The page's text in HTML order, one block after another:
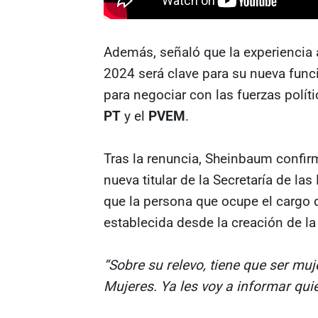
Además, señaló que la
2024 será clave para su nueva
para negociar con las fuerzas
PTy el PVEM.
Tras la renuncia, Sheinbaum
nueva titular de la Secretaría de
que la persona que ocupe el
establecida desde la creación de
“Sobre su relevo, tiene que ser
Mujeres. Ya les voy a informar